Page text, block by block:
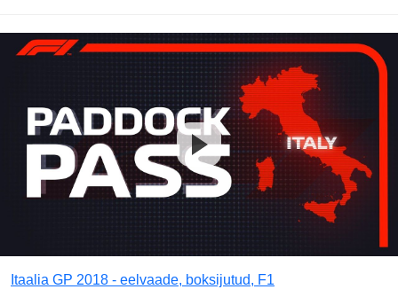
Itaalia GP 2018 - eelvaade, boksijutud, F1